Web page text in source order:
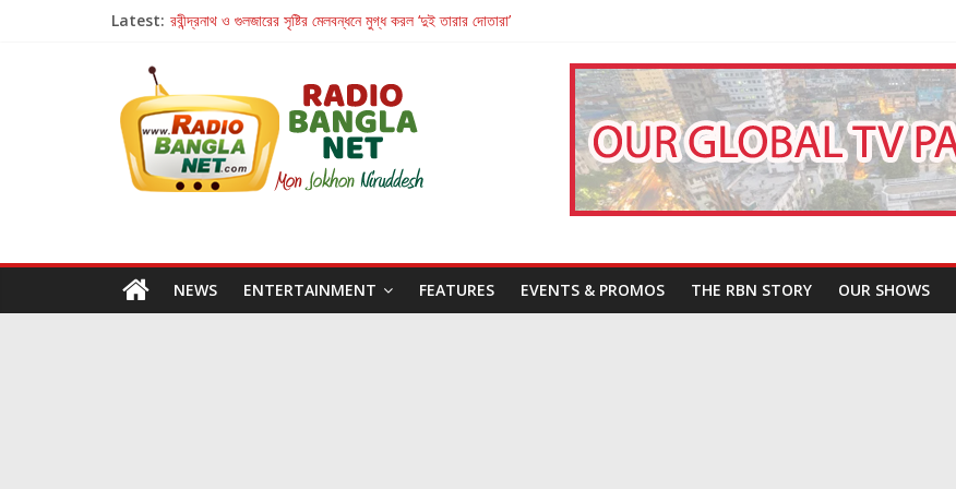
Latest: রবীন্দ্রনাথ ও গুলজারের সৃষ্টির মেলবন্ধনে মুগ্ধ করল ‘দুই তারার দোতারা’
Retribution: A Thought-Provoking Short Film That Challenges Our Understanding of Justice
হাওয়া বদলের টলিউডে ‘তুমি এলে তাই’
NEWS ENTERTAINMENT FEATURES EVENTS & PROMOS THE RBN STORY OUR SHOWS